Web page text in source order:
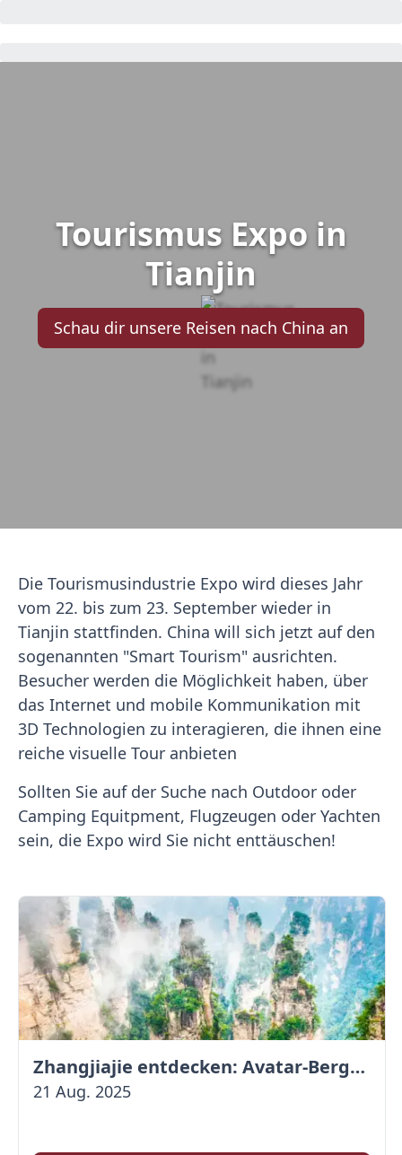
Tourismus Expo in
Tianjin
Schau dir unsere Reisen nach China an
Die Tourismusindustrie Expo wird dieses Jahr
vom 22. bis zum 23. September wieder in
Tianjin stattfinden. China will sich jetzt auf den
sogenannten "Smart Tourism" ausrichten.
Besucher werden die Möglichkeit haben, über
das Internet und mobile Kommunikation mit
3D Technologien zu interagieren, die ihnen eine
reiche visuelle Tour anbieten
Sollten Sie auf der Suche nach Outdoor oder
Camping Equitpment, Flugzeugen oder Yachten
sein, die Expo wird Sie nicht enttäuschen!
Zhangjiajie entdecken: Avatar-Berge & Altstadt von Fenghuang
21 Aug. 2025